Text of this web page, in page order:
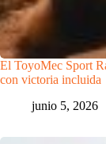
El ToyoMec Sport
con victoria incluida
junio 5, 2026